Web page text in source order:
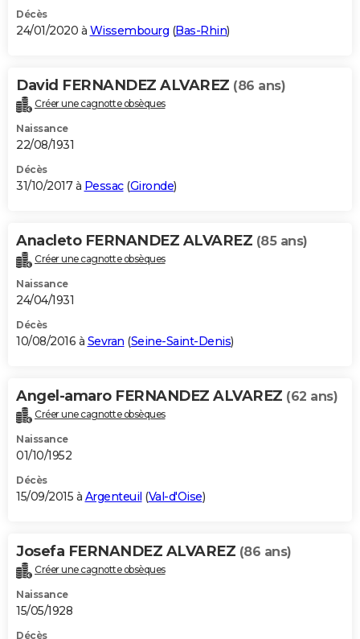
Décès
24/01/2020 à Wissembourg (Bas-Rhin)
David FERNANDEZ ALVAREZ (86 ans)
Créer une cagnotte obsèques
Naissance
22/08/1931
Décès
31/10/2017 à Pessac(Gironde)
Anacleto FERNANDEZ ALVAREZ (85 ans)
Créer une cagnotte obsèques
Naissance
24/04/1931
Décès
10/08/2016 à Sevran (Seine-Saint-Denis)
Angel-amaro FERNANDEZ ALVAREZ (62 ans)
Créer une cagnotte obsèques
Naissance
01/10/1952
Décès
15/09/2015 à Argenteuil (Val-d'Oise)
Josefa FERNANDEZ ALVAREZ (86 ans)
Créer une cagnotte obsèques
Naissance
15/05/1928
Décès